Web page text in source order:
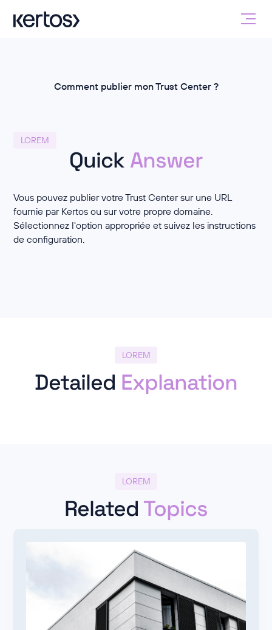
Comment publier mon Trust Center ?
LOREM
Quick Answer
Vous pouvez publier votre Trust Center sur une URL
fournie par Kertos ou sur votre propre domaine.
Sélectionnez l'option appropriée et suivez les instructions
de configuration.
LOREM
Detailed Explanation
LOREM
Related Topics